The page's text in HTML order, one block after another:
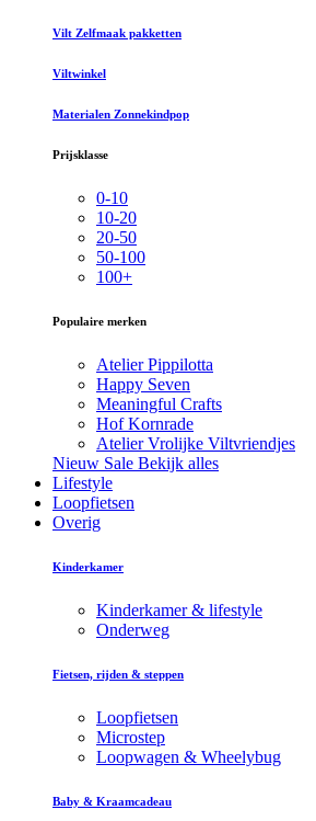
Vilt Zelfmaak pakketten
Viltwinkel
Materialen Zonnekindpop
Prijsklasse
0-10
10-20
20-50
50-100
100+
Populaire merken
Atelier Pippilotta
Happy Seven
Meaningful Crafts
Hof Kornrade
Atelier Vrolijke Viltvriendjes
Nieuw Sale Bekijk alles
Lifestyle
Loopfietsen
Overig
Kinderkamer
Kinderkamer & lifestyle
Onderweg
Fietsen, rijden & steppen
Loopfietsen
Microstep
Loopwagen & Wheelybug
Baby & Kraamcadeau